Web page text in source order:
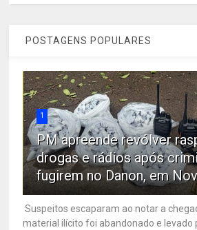
POSTAGENS POPULARES
1
PM apreende revólver
drogas e rádios após
fugirem no Danon, em
Suspeitos escaparam ao notar a
material ilícito foi abandonado e levado